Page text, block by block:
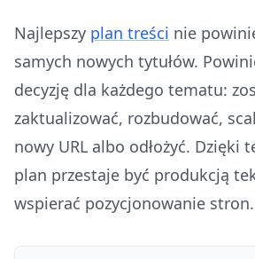
Najlepszy plan treści nie
samych nowych tytułów.
decyzję dla każdego tematu:
zaktualizować, rozbudować,
nowy URL albo odłożyć. Dzięki
plan przestaje być produkcją
wspierać pozycjonowanie stron.